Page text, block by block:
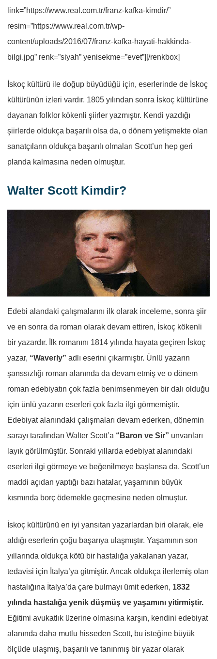
link=”https://www.real.com.tr/franz-kafka-kimdir/”
resim=”https://www.real.com.tr/wp-
content/uploads/2016/07/franz-kafka-hayati-hakkinda-
bilgi.jpg” renk=”siyah” yenisekme=”evet”][/renkbox]
İskoç kültürü ile doğup büyüdüğü için, eserlerinde de İskoç
kültürünün izleri vardır. 1805 yılından sonra İskoç kültürüne
dayanan folklor kökenli şiirler yazmıştır. Kendi yazdığı
şiirlerde oldukça başarılı olsa da, o dönem yetişmekte olan
sanatçıların oldukça başarılı olmaları Scott’un hep geri
planda kalmasına neden olmuştur.
Walter Scott Kimdir?
Edebi alandaki çalışmalarını ilk olarak inceleme, sonra şiir
ve en sonra da roman olarak devam ettiren, İskoç kökenli
bir yazardır. İlk romanını 1814 yılında hayata geçiren İskoç
yazar, “Waverly” adlı eserini çıkarmıştır. Ünlü yazarın
şanssızlığı roman alanında da devam etmiş ve o dönem
roman edebiyatın çok fazla benimsenmeyen bir dalı olduğu
için ünlü yazarın eserleri çok fazla ilgi görmemiştir.
Edebiyat alanındaki çalışmaları devam ederken, dönemin
sarayı tarafından Walter Scott’a “Baron ve Sir” unvanları
layık görülmüştür. Sonraki yıllarda edebiyat alanındaki
eserleri ilgi görmeye ve beğenilmeye başlansa da, Scott’un
maddi açıdan yaptığı bazı hatalar, yaşamının büyük
kısmında borç ödemekle geçmesine neden olmuştur.
İskoç kültürünü en iyi yansıtan yazarlardan biri olarak, ele
aldığı eserlerin çoğu başarıya ulaşmıştır. Yaşamının son
yıllarında oldukça kötü bir hastalığa yakalanan yazar,
tedavisi için İtalya’ya gitmiştir. Ancak oldukça ilerlemiş olan
hastalığına İtalya’da çare bulmayı ümit ederken, 1832
yılında hastalığa yenik düşmüş ve yaşamını yitirmiştir.
Eğitimi avukatlık üzerine olmasına karşın, kendini edebiyat
alanında daha mutlu hisseden Scott, bu isteğine büyük
ölçüde ulaşmış, başarılı ve tanınmış bir yazar olarak